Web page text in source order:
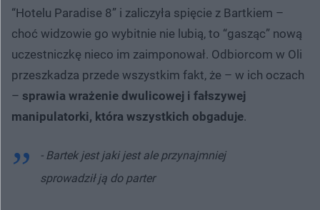
“Hotelu Paradise 8” i zaliczyła spięcie z Bartkiem –
choć widzowie go wybitnie nie lubią, to “gasząc” nową
uczestniczkę nieco im zaimponował. Odbiorcom w Oli
przeszkadza przede wszystkim fakt, że – w ich oczach
– sprawia wrażenie dwulicowej i fałszywej
manipulatorki, która wszystkich obgaduje.
- Bartek jest jaki jest ale przynajmniej
sprowadził ją do parter